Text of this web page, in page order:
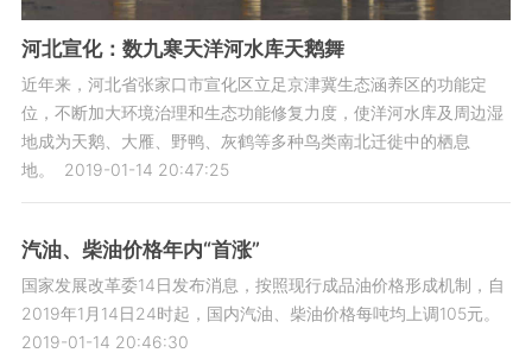
河北宣化：数九寒天洋河水库天鹅舞
近年来，河北省张家口市宣化区立足京津冀生态涵养区的功能定
位，不断加大环境治理和生态功能修复力度，使洋河水库及周边湿
地成为天鹅、大雁、野鸭、灰鹤等多种鸟类南北迁徙中的栖息
地。
2019-01-14 20:47:25
汽油、柴油价格年内“首涨”
国家发展改革委14日发布消息，按照现行成品油价格形成机制，自
2019年1月14日24时起，国内汽油、柴油价格每吨均上调105元。
2019-01-14 20:46:30